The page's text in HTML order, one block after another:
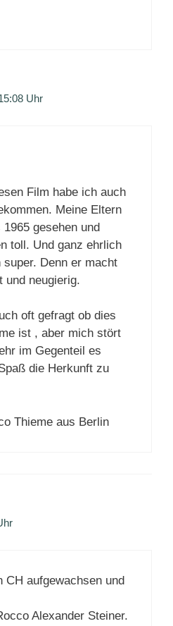
Uhr
Film habe ich auch
Meine Eltern
gesehen und
toll. Und ganz ehrlich
Denn er macht
und neugierig.
oft gefragt ob dies
ist , aber mich stört
im Gegenteil es
die Herkunft zu
Thieme aus Berlin
CH aufgewachsen und
Alexander Steiner.